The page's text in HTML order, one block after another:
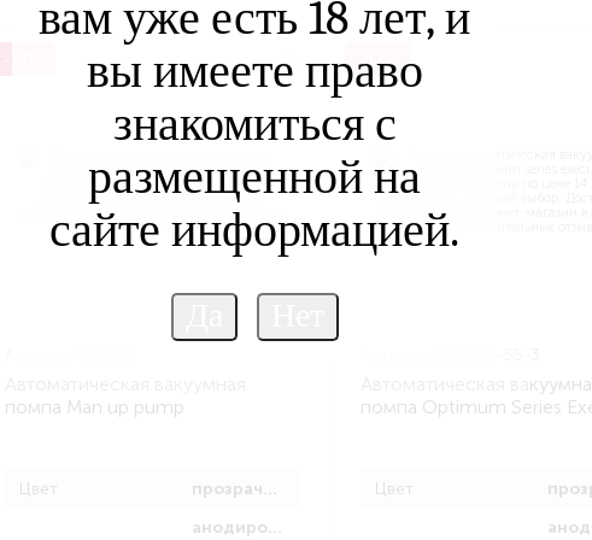
помпа Man up pump
Цвет прозрачный
анодированный
-17%
Автоматическая
помпа Optimum Series
Цвет
вам уже есть 18 лет, и
вы имеете право
знакомиться с
размещенной на
сайте информацией.